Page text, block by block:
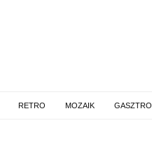
RETRO MOZAIK GASZTRO